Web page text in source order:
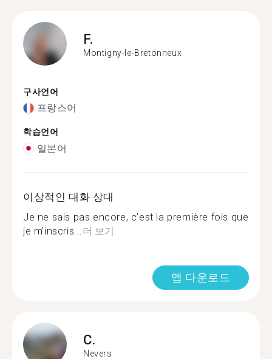
F.
Montigny-le-Bretonneux
구사언어
프랑스어
학습언어
일본어
이상적인 대화 상대
Je ne sais pas encore, c’est la première fois que
je m’inscris... 더 보기
앱 다운로드
C.
Nevers